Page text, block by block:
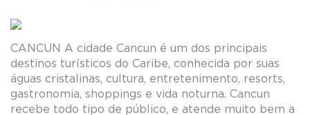
CANCUN A cidade Cancun é um dos principais
destinos turísticos do Caribe, conhecida por suas
águas cristalinas, cultura, entretenimento, resorts,
gastronomia, shoppings e vida noturna. Cancun
recebe todo tipo de público, e atende muito bem a